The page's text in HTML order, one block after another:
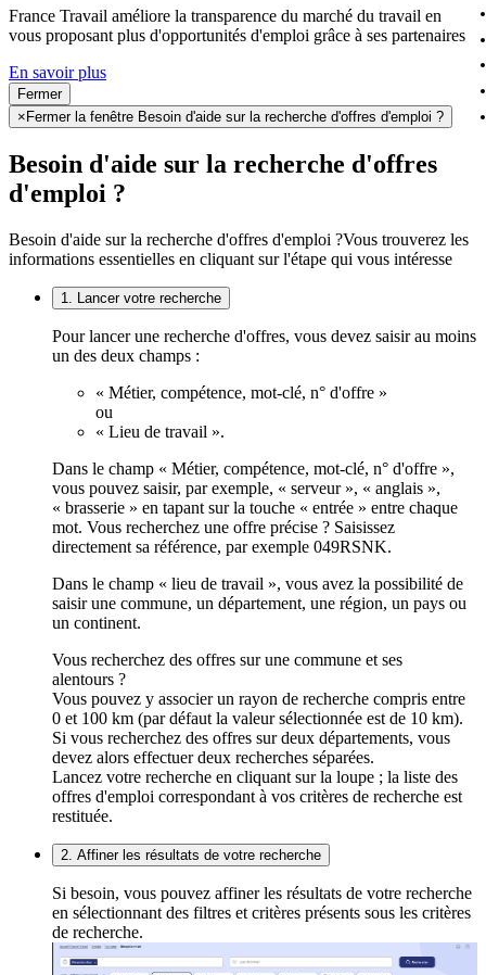
France Travail améliore la transparence du marché du travail en
vous proposant plus d'opportunités d'emploi grâce à ses partenaires
En savoir plus
Fermer
× Fermer la fenêtre Besoin d'aide sur la recherche d'offres d'emploi ?
Besoin d'aide sur la recherche d'offres
d'emploi ?
Besoin d'aide sur la recherche d'offres d'emploi ?Vous trouverez les
informations essentielles en cliquant sur l'étape qui vous intéresse
1. Lancer votre recherche
Pour lancer une recherche d'offres, vous devez saisir au moins
un des deux champs :
« Métier, compétence, mot-clé, n° d'offre »
ou
« Lieu de travail ».
Dans le champ « Métier, compétence, mot-clé, n° d'offre »,
vous pouvez saisir, par exemple, « serveur », « anglais »,
« brasserie » en tapant sur la touche « entrée » entre chaque
mot. Vous recherchez une offre précise ? Saisissez
directement sa référence, par exemple 049RSNK.
Dans le champ « lieu de travail », vous avez la possibilité de
saisir une commune, un département, une région, un pays ou
un continent.
Vous recherchez des offres sur une commune et ses
alentours ?
Vous pouvez y associer un rayon de recherche compris entre
0 et 100 km (par défaut la valeur sélectionnée est de 10 km).
Si vous recherchez des offres sur deux départements, vous
devez alors effectuer deux recherches séparées.
Lancez votre recherche en cliquant sur la loupe ; la liste des
offres d'emploi correspondant à vos critères de recherche est
restituée.
2. Affiner les résultats de votre recherche
Si besoin, vous pouvez affiner les résultats de votre recherche
en sélectionnant des filtres et critères présents sous les critères
de recherche.